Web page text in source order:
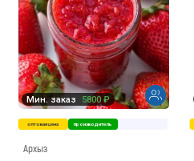
Мин. заказ 5800 ₽
оптовая цена производитель
Архыз